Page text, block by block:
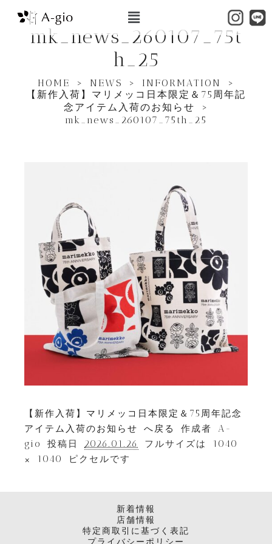
mk_news_260107_75t
h_25
HOME > NEWS > INFORMATION
>
【新作入荷】マリメッコ日本限定＆75周年記
念アイテム入荷のお知らせ
>
mk_news_260107_75th_25
【新作入荷】マリメッコ日本限定＆75周年記念
アイテム入荷のお知らせ へ戻る
作成者 A-
gio
投稿日 2026.01.26 フルサイズは 1040
× 1040
ピクセルです
新着情報
店舗情報
特定商取引に基づく表記
プライバシーポリシー